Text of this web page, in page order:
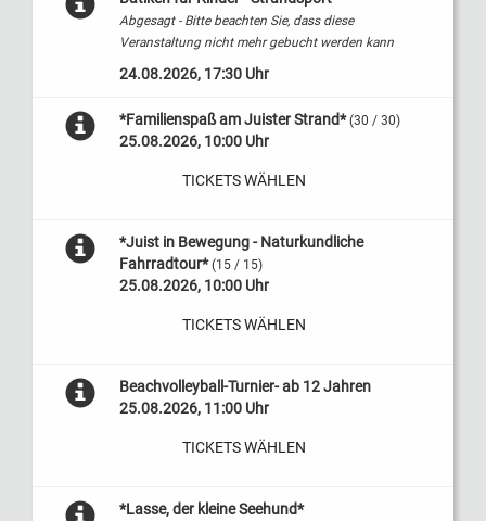
Abgesagt - Bitte beachten Sie, dass diese
Veranstaltung nicht mehr gebucht werden kann
24.08.2026, 17:30 Uhr
*Familienspaß am Juister Strand* (30 / 30)
25.08.2026, 10:00 Uhr
TICKETS WÄHLEN
*Juist in Bewegung - Naturkundliche
Fahrradtour* (15 / 15)
25.08.2026, 10:00 Uhr
TICKETS WÄHLEN
Beachvolleyball-Turnier- ab 12 Jahren
25.08.2026, 11:00 Uhr
TICKETS WÄHLEN
*Lasse, der kleine Seehund*